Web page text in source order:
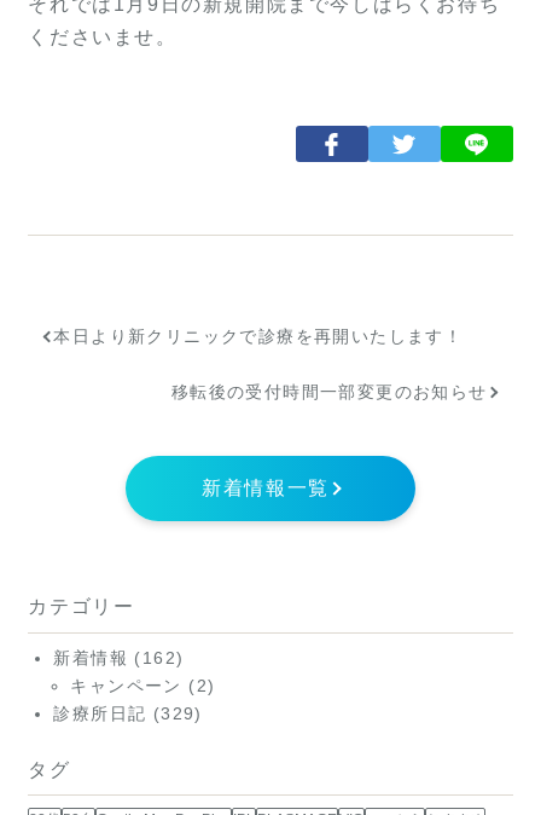
それでは1月9日の新規開院まで今しばらくお待ち
くださいませ。
本日より新クリニックで診療を再開いたします！
移転後の受付時間一部変更のお知らせ
新着情報一覧
カテゴリー
新着情報 (162)
キャンペーン (2)
診療所日記 (329)
タグ